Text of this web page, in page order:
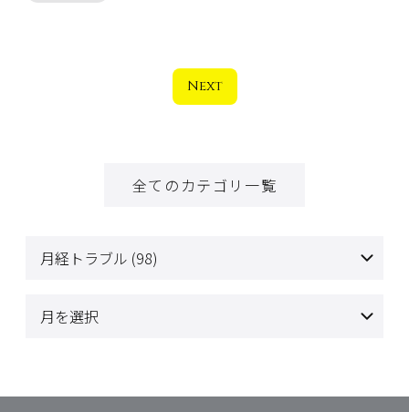
Next
全てのカテゴリ一覧